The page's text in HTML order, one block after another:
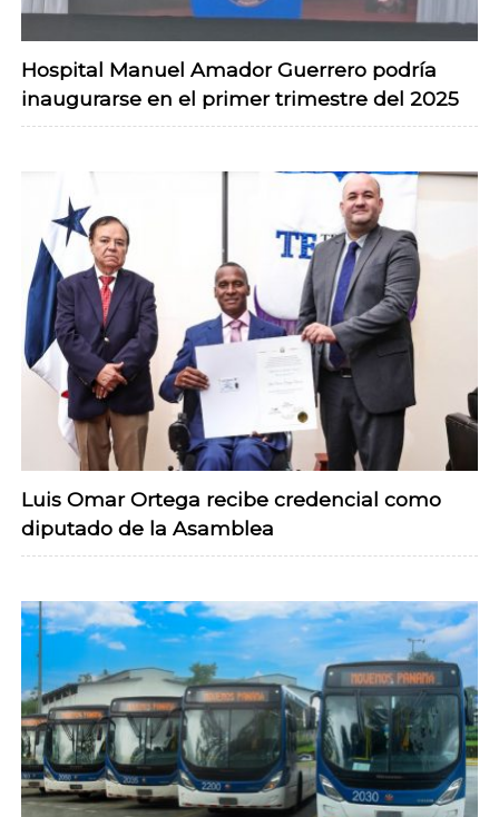
Hospital Manuel Amador Guerrero podría
inaugurarse en el primer trimestre del 2025
Luis Omar Ortega recibe credencial como
diputado de la Asamblea